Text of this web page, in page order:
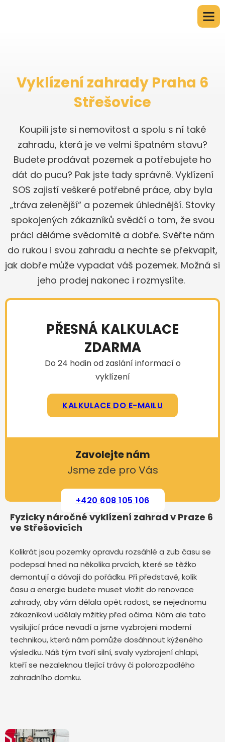
Vyklízení zahrady Praha 6
Střešovice
Koupili jste si nemovitost a spolu s ní také
zahradu, která je ve velmi špatném stavu?
Budete prodávat pozemek a potřebujete ho
dát do pucu? Pak jste tady správně. Vyklízení
SOS zajistí veškeré potřebné práce, aby byla
„tráva zelenější“ a pozemek úhlednější. Stovky
spokojených zákazníků svědčí o tom, že svou
práci děláme svědomitě a dobře. Svěřte nám
do rukou i svou zahradu a nechte se překvapit,
jak dobře může vypadat váš pozemek. Možná si
jeho prodej nakonec i rozmyslíte.
PŘESNÁ KALKULACE
ZDARMA
Do 24 hodin od zaslání informací o
vyklízení
KALKULACE DO E-MAILU
Zavolejte nám
Jsme zde pro Vás
+420 608 105 106
Fyzicky náročné vyklízení zahrad v Praze 6
ve Střešovicích
Kolikrát jsou pozemky opravdu rozsáhlé a zub času se
podepsal hned na několika prvcích, které se těžko
demontují a dávají do pořádku. Při představě, kolik
času a energie budete muset vložit do renovace
zahrady, aby vám dělala opět radost, se nejednomu
zákazníkovi udělaly mžitky před očima. Nám ale tato
vysilující práce nevadí a jsme vyzbrojeni moderní
technikou, která nám pomůže dosáhnout kýženého
výsledku. Náš tým tvoří silní, svaly vyzbrojení chlapi,
kteří se nezaleknou tlející trávy či polorozpadlého
zahradního domku.